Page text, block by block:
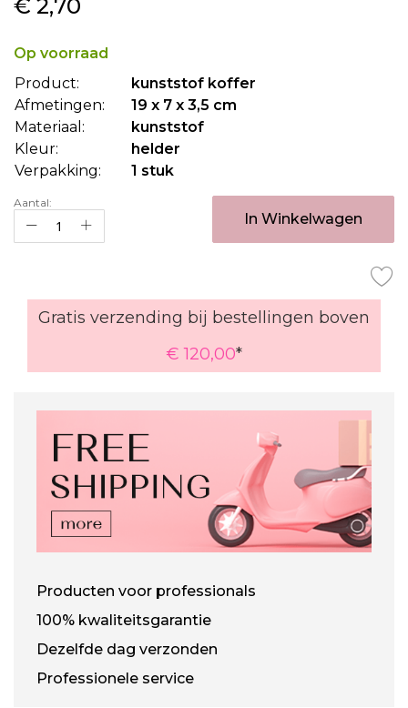
naar
begin
van
de
afbeeldingen-
gallerij
€ 2,70
Op voorraad
Product:
kunststof koffer
Afmetingen:
19 x 7 x 3,5 cm
Materiaal:
kunststof
Kleur:
helder
Verpakking:
1 stuk
Aantal:
In Winkelwagen
Gratis verzending bij bestellingen boven
€ 120,00*
Producten voor professionals
100% kwaliteitsgarantie
Dezelfde dag verzonden
Professionele service